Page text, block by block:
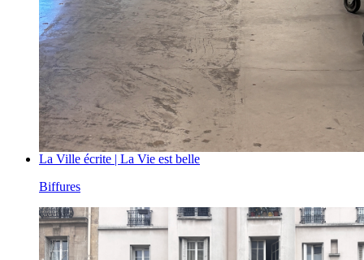
La Ville écrite | La Vie est belle
Biffures